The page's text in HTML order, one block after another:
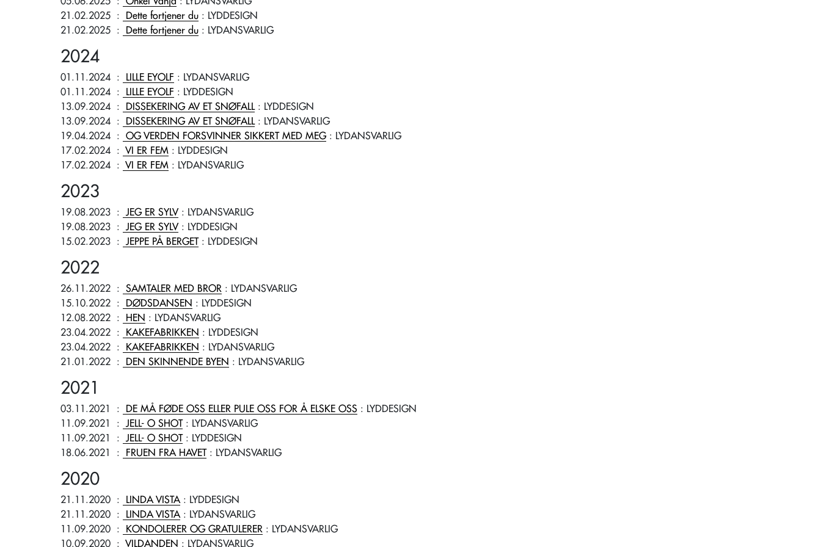
21.02.2025 : Dette fortjener du : LYDDESIGN
21.02.2025 : Dette fortjener du : LYDANSVARLIG
2024
01.11.2024 : LILLE EYOLF : LYDANSVARLIG
01.11.2024 : LILLE EYOLF : LYDDESIGN
13.09.2024 : DISSEKERING AV ET SNØFALL: LYDDESIGN
13.09.2024 : DISSEKERING AV ET SNØFALL: LYDANSVARLIG
19.04.2024 : OG VERDEN FORSVINNER SIKKERT MED MEG: LYDANSVARLIG
17.02.2024 : VI ER FEM : LYDDESIGN
17.02.2024 : VI ER FEM : LYDANSVARLIG
2023
19.08.2023 : JEG ER SYLV : LYDANSVARLIG
19.08.2023 : JEG ER SYLV : LYDDESIGN
15.02.2023 : JEPPE PÅ BERGET: LYDDESIGN
2022
26.11.2022 : SAMTALER MED BROR : LYDANSVARLIG
15.10.2022 : DØDSDANSEN : LYDDESIGN
12.08.2022 : HEN : LYDANSVARLIG
23.04.2022 : KAKEFABRIKKEN : LYDDESIGN
23.04.2022 : KAKEFABRIKKEN : LYDANSVARLIG
21.01.2022 : DEN SKINNENDE BYEN : LYDANSVARLIG
2021
03.11.2021 : DE MÅ FØDE OSS ELLER PULE OSS FOR Å ELSKE OSS : LYDDESIGN
11.09.2021
: JELL- O SHOT: LYDANSVARLIG
11.09.2021
: JELL- O SHOT: LYDDESIGN
18.06.2021
: FRUEN FRA HAVET: LYDANSVARLIG
2020
21.11.2020 : LINDA VISTA : LYDDESIGN
21.11.2020 : LINDA VISTA : LYDANSVARLIG
11.09.2020 : KONDOLERER OG GRATULERER : LYDANSVARLIG
10.09.2020 : VILDANDEN : LYDANSVARLIG